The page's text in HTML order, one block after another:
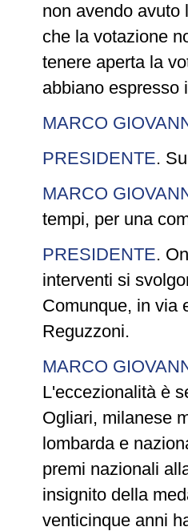
non avendo avuto
che la votazione
tenere aperta la
abbiano espresso
MARCO
PRESIDENTE.
MARCO
tempi, per una
PRESIDENTE.
interventi si
Comunque, in via
Reguzzoni.
MARCO
L'eccezionalità è
Ogliari, milanese
lombarda e
premi nazionali
insignito della
venticinque anni